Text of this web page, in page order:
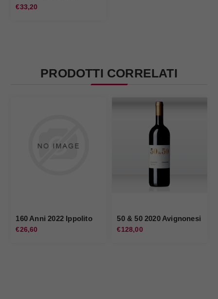
€33,20
PRODOTTI CORRELATI
160 Anni 2022 Ippolito
€26,60
50 & 50 2020 Avignonesi
€128,00